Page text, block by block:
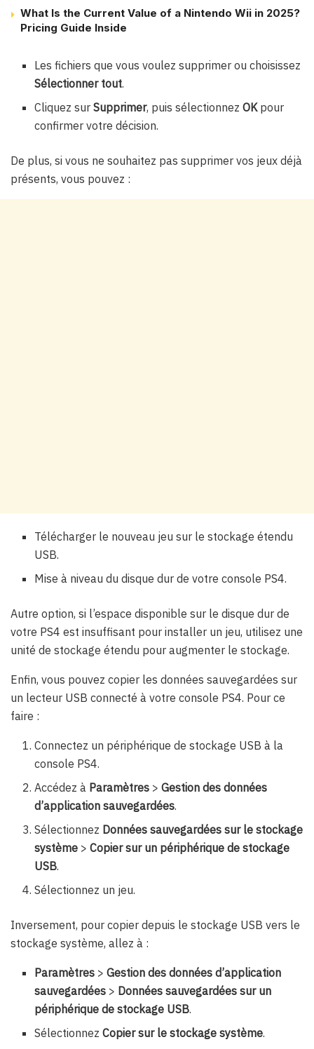
What Is the Current Value of a Nintendo Wii in 2025?
Pricing Guide Inside
Les fichiers que vous voulez supprimer ou choisissez
Sélectionner tout.
Cliquez surSupprimer, puis sélectionnezOKpour
confirmer votre décision.
De plus, si vous ne souhaitez pas supprimer vos jeux déjà
présents, vous pouvez :
Télécharger le nouveau jeu sur le stockage étendu
USB.
Mise à niveau du disque dur de votre console PS4.
Autre option, si l’espace disponible sur le disque dur de
votre PS4 est insuffisant pour installer un jeu, utilisez une
unité de stockage étendu pour augmenter le stockage.
Enfin, vous pouvez copier les données sauvegardées sur
un lecteur USB connecté à votre console PS4. Pour ce
faire :
Connectez un périphérique de stockage USB à la
console PS4.
Accédez à Paramètres >Gestion des données
d’application sauvegardées.
Sélectionnez Données sauvegardées sur le stockage
système >Copier sur un périphérique de stockage
USB.
Sélectionnez un jeu.
Inversement, pour copier depuis le stockage USB vers le
stockage système, allez à :
Paramètres >Gestion des données d’application
sauvegardées > Données sauvegardées sur un
périphérique de stockage USB.
SélectionnezCopier sur le stockage système.